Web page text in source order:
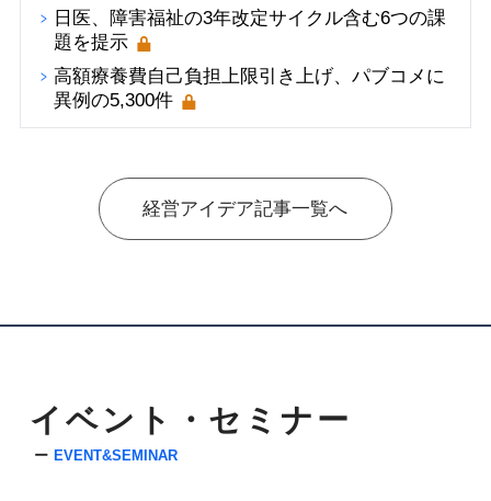
日医、障害福祉の3年改定サイクル含む6つの課
題を提示
高額療養費自己負担上限引き上げ、パブコメに
異例の5,300件
経営アイデア記事一覧へ
イベント・セミナー
EVENT&SEMINAR